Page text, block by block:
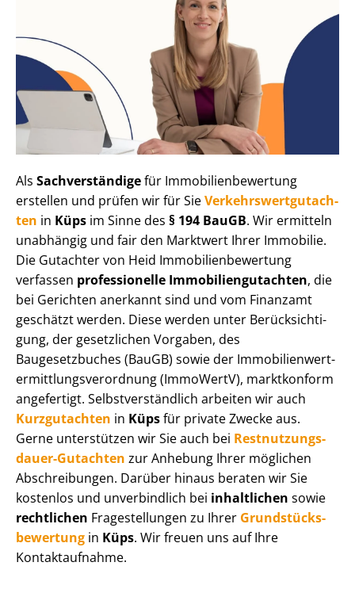
Als Sachverständigefür Im­mo­bi­li­en­be­wer­tung
erstellen und prüfen wir für SieVer­kehrs­wert­gut­ach­
ten in Küps im Sinne des § 194 BauGB. Wir ermitteln
unabhängig und fair den Marktwert Ihrer Immobilie.
Die Gutachter von Heid Im­mo­bi­li­en­be­wer­tung
verfassen professionelle Im­mo­bi­li­en­gut­ach­ten, die
bei Gerichten anerkannt sind und vom Finanzamt
geschätzt werden. Diese werden unter Be­rück­sich­ti­
gung, der gesetzlichen Vorgaben, des
Baugesetzbuches (BauGB) sowie der Im­mo­bi­li­en­wert­
ermitt­lungs­ver­ord­nung (ImmoWertV), marktkonform
angefertigt. Selbst­ver­ständ­lich arbeiten wir auch
Kurzgutachten in Küpsfür private Zwecke aus.
Gerne unterstützen wir Sie auch bei Rest­nut­zungs­
dau­er-Gutachten zur Anhebung Ihrer möglichen
Abschreibungen. Darüber hinaus beraten wir Sie
kostenlos und unverbindlich bei inhaltlichen sowie
rechtlichen Fragestellungen zu Ihrer Grund­stücks­
be­wer­tung in Küps. Wir freuen uns auf Ihre
Kontaktaufnahme.